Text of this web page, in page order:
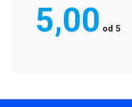
5,00 od 5